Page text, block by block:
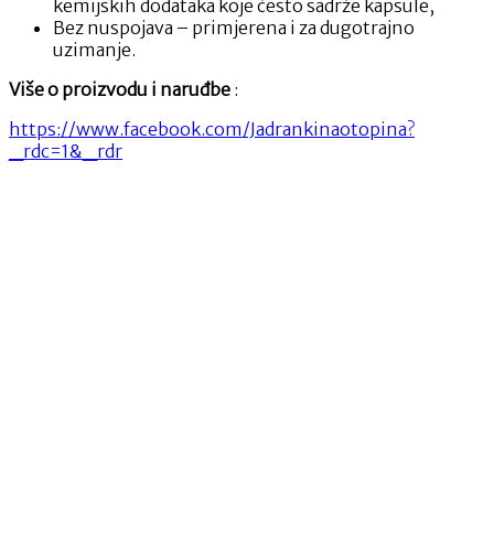
kemijskih dodataka koje često sadrže kapsule,
Bez nuspojava – primjerena i za dugotrajno
uzimanje.
Više o proizvodu i naruđbe :
https://www.facebook.com/Jadrankinaotopina?
_rdc=1&_rdr